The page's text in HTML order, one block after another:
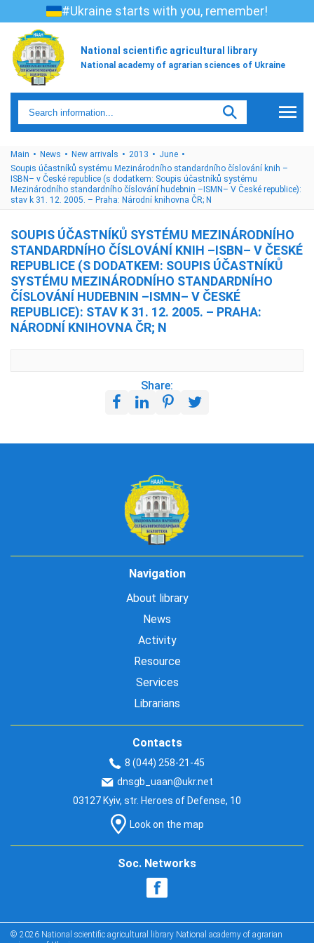
#Ukraine starts with you, remember!
National scientific agricultural library
National academy of agrarian sciences of Ukraine
Main News New arrivals 2013
June
Soupis účastníků systému Mezinárodního standardního číslování knih –
ISBN– v České republice (s dodatkem: Soupis účastníků systému
Mezinárodního standardního číslování hudebnin –ISMN– V České republice):
stav k 31. 12. 2005. – Praha: Národní knihovna ČR; N
SOUPIS ÚČASTNÍKŮ SYSTÉMU MEZINÁRODNÍHO
STANDARDNÍHO ČÍSLOVÁNÍ KNIH –ISBN– V ČESKÉ
REPUBLICE (S DODATKEM: SOUPIS ÚČASTNÍKŮ
SYSTÉMU MEZINÁRODNÍHO STANDARDNÍHO
ČÍSLOVÁNÍ HUDEBNIN –ISMN– V ČESKÉ
REPUBLICE): STAV K 31. 12. 2005. – PRAHA:
NÁRODNÍ KNIHOVNA ČR; N
Share:
Navigation
About library
News
Activity
Resource
Services
Librarians
Contacts
8 (044) 258-21-45
dnsgb_uaan@ukr.net
03127 Kyiv, str. Heroes of Defense, 10
Look on the map
Soc. Networks
© 2026 National scientific agricultural library National academy of agrarian